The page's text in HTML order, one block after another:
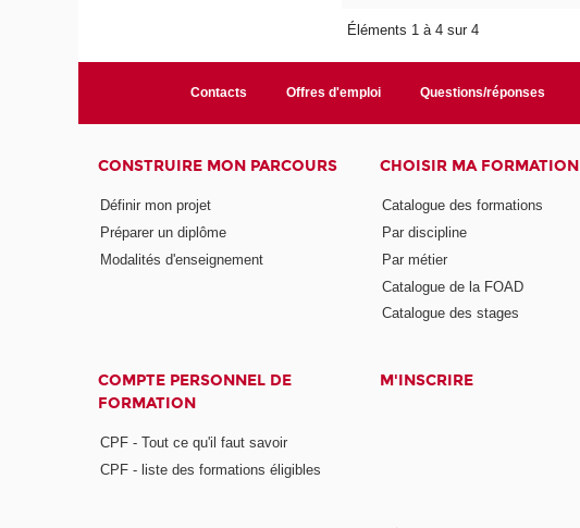
Éléments 1 à 4 sur 4
Contacts Offres d'emploi Questions/réponses
CONSTRUIRE MON PARCOURS
Définir mon projet
Préparer un diplôme
Modalités d'enseignement
CHOISIR MA FORMATION
Catalogue des formations
Par discipline
Par métier
Catalogue de la FOAD
Catalogue des stages
COMPTE PERSONNEL DE
FORMATION
CPF - Tout ce qu'il faut savoir
CPF - liste des formations éligibles
M'INSCRIRE